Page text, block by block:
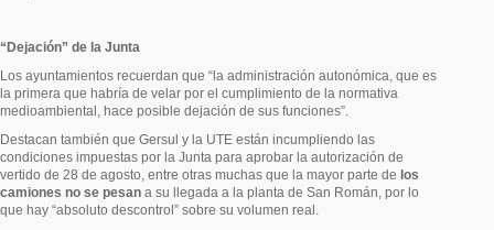
“Dejación” de la Junta
Los ayuntamientos recuerdan que “la administración autonómica, que es
la primera que habría de velar por el cumplimiento de la normativa
medioambiental, hace posible dejación de sus funciones”.
Destacan también que Gersul y la UTE están incumpliendo las
condiciones impuestas por la Junta para aprobar la autorización de
vertido de 28 de agosto, entre otras muchas que la mayor parte de los
camiones no se pesan a su llegada a la planta de San Román, por lo
que hay “absoluto descontrol” sobre su volumen real.